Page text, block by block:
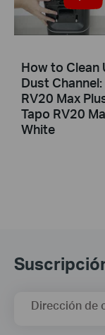
How to Clean
Dust Channel:
RV20 Max
Tapo RV20
White
Dirección de